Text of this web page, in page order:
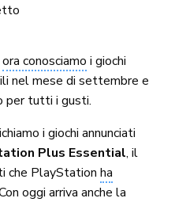
ora conosciamo i giochi
nel mese di settembre e
per tutti i gusti.
i giochi annunciati
Plus Essential, il
che PlayStationha
oggi arriva anche la